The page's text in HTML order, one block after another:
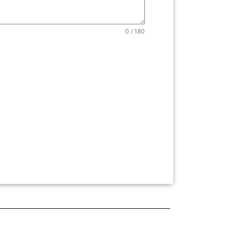
0 / 180